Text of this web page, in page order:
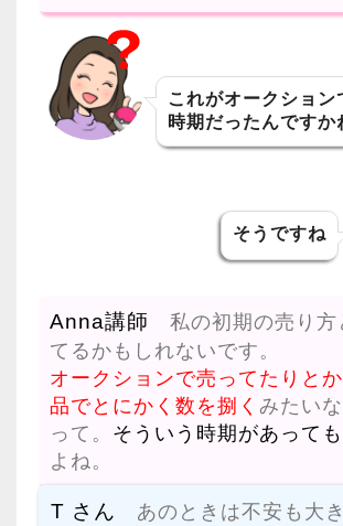
これがオークション
時期だったんですか
そうですね
Anna講師 私の初期の売り方
てるかもしれないです。
オークションで売ってたりと
品でとにかく数を捌く みたい
って。 そういう時期があって
よね。
T さん あのときは不安も大